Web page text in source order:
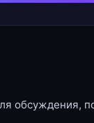
обсуждения,